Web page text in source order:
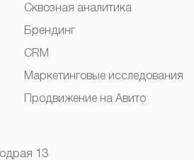
Сквозная аналитика
Брендинг
CRM
Маркетинговые исследования
Продвижение на Авито
13